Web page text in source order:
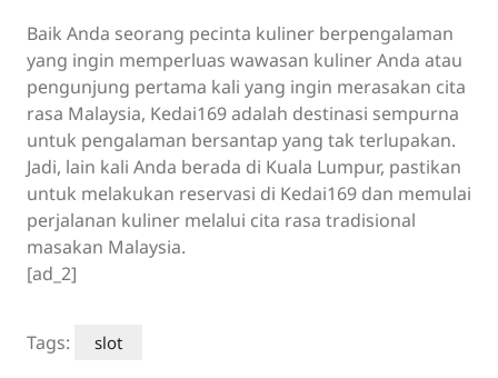
Baik Anda seorang pecinta kuliner berpengalaman
yang ingin memperluas wawasan kuliner Anda atau
pengunjung pertama kali yang ingin merasakan cita
rasa Malaysia, Kedai169 adalah destinasi sempurna
untuk pengalaman bersantap yang tak terlupakan.
Jadi, lain kali Anda berada di Kuala Lumpur, pastikan
untuk melakukan reservasi di Kedai169 dan memulai
perjalanan kuliner melalui cita rasa tradisional
masakan Malaysia.
[ad_2]
Tags: slot